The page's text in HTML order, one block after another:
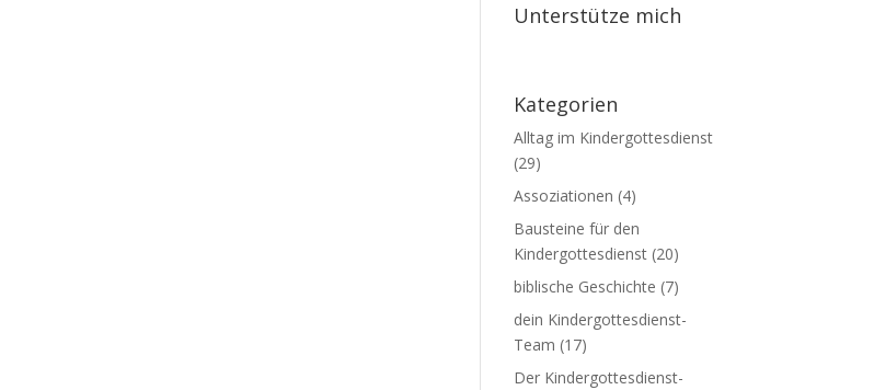
Unterstütze mich
Kategorien
Alltag im Kindergottesdienst
(29)
Assoziationen (4)
Bausteine für den
Kindergottesdienst (20)
biblische Geschichte (7)
dein Kindergottesdienst-
Team (17)
Der Kindergottesdienst-